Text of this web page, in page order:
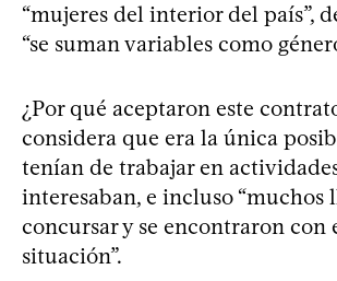
“mujeres del interior del país”,
“se suman variables como
¿Por qué aceptaron este
considera que era la única
tenían de trabajar en
interesaban, e incluso “muchos
concursar y se encontraron con
situación”.